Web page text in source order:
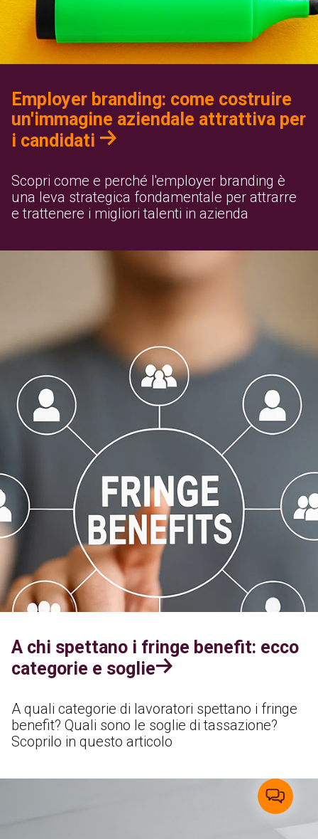
Employer branding: come costruire
un'immagine aziendale attrattiva per
i candidati
Scopri come e perché l'employer branding è
una leva strategica fondamentale per attrarre
e trattenere i migliori talenti in azienda
A chi spettano i fringe benefit: ecco
categorie e soglie
A quali categorie di lavoratori spettano i fringe
benefit? Quali sono le soglie di tassazione?
Scoprilo in questo articolo